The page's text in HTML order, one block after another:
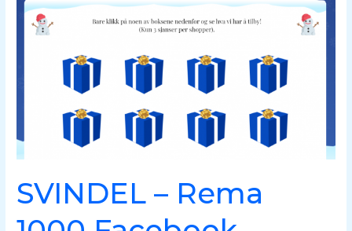
SVINDEL – Rema
1000
Facebook
November